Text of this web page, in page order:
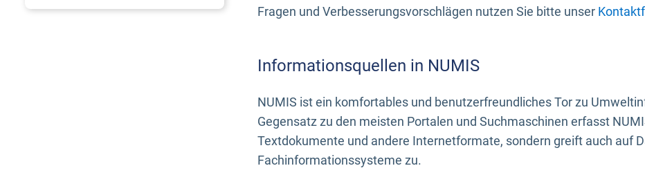
Fragen und Verbesserungsvorschlägen nutzen Sie bitte unser
Informationsquellen in NUMIS
NUMIS ist ein komfortables und benutzerfreundliches Tor zu
Gegensatz zu den meisten Portalen und Suchmaschinen erfasst
Textdokumente und andere Internetformate, sondern greift auch auf
Fachinformationssysteme zu.